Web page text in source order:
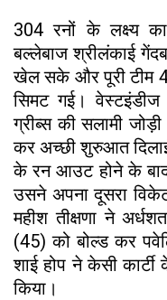
304 रनों के लक्ष्य
बल्लेबाज श्रीलंकाई
खेल सके और पूरी टीम
सिमट गई।
ग्रीब्स की सलामी
कर अच्छी शुरुआत
के रन आउट होने के
उसने अपना दूसरा
महीश तीक्षणा ने
(45) को बोल्ड कर
शाई होप ने केसी
किया।